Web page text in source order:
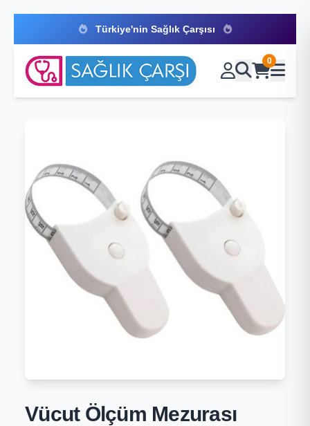
Türkiye'nin Sağlık Çarşısı
0
Vücut Ölçüm Mezurası